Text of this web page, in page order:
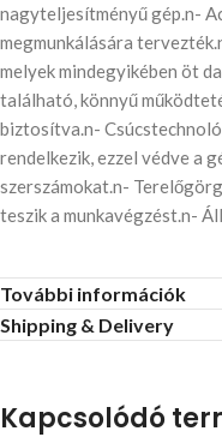
nagyteljesítményű gép.n-
megmunkálására
melyek mindegyikében öt
található, könnyű
biztosítva.n-
rendelkezik, ezzel védve a
szerszámokat.n-
teszik a munkavégzést.n-
További információk
Shipping & Delivery
Kapcsolódó